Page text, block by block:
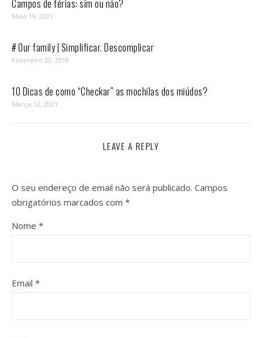
Campos de férias: sim ou não?
Maio 19, 2021
# Our family | Simplificar. Descomplicar
Fevereiro 20, 2019
10 Dicas de como “Checkar” as mochilas dos miúdos?
Março 12, 2021
LEAVE A REPLY
O seu endereço de email não será publicado. Campos
obrigatórios marcados com *
Nome *
Email *